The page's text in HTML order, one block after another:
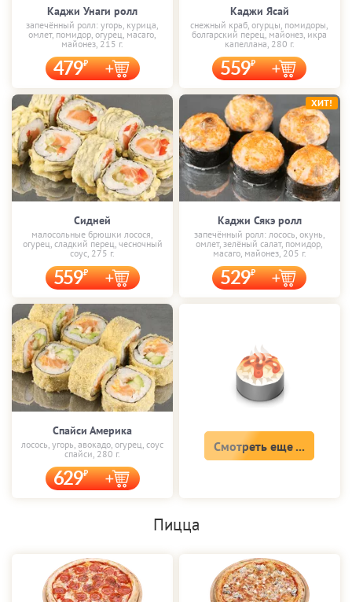
Каджи Унаги ролл
запечённый ролл: угорь, курица,
омлет, помидор, огурец, масаго,
майонез, 215 г.
479
Каджи Ясай
снежный краб, огурцы, помидоры,
болгарский перец, майонез, икра
капеллана, 280 г.
559
Сидней
малосольные брюшки лосося,
огурец, сладкий перец, чесночный
соус, 275 г.
559
Каджи Сякэ ролл
запечённый ролл: лосось, окунь,
омлет, зелёный салат, помидор,
масаго, майонез, 205 г.
529
ХИТ!
Спайси Америка
лосось, угорь, авокадо, огурец, соус
спайси, 280 г.
629
Смотреть еще ...
Пицца